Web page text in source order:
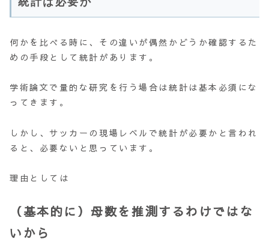
何かを比べる時に、その違いが偶然かどうか確認するた
めの手段として統計があります。
学術論文で量的な研究を行う場合は統計は基本必須にな
ってきます。
しかし、サッカーの現場レベルで統計が必要かと言われ
ると、必要ないと思っています。
理由としては
（基本的に）母数を推測するわけではな
いから